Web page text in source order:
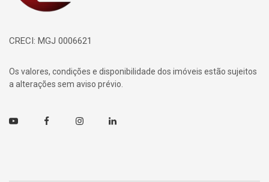
CRECI: MGJ 0006621
Os valores, condições e disponibilidade dos imóveis estão sujeitos
a alterações sem aviso prévio.
Youtube FacebookInstagramLinkedin